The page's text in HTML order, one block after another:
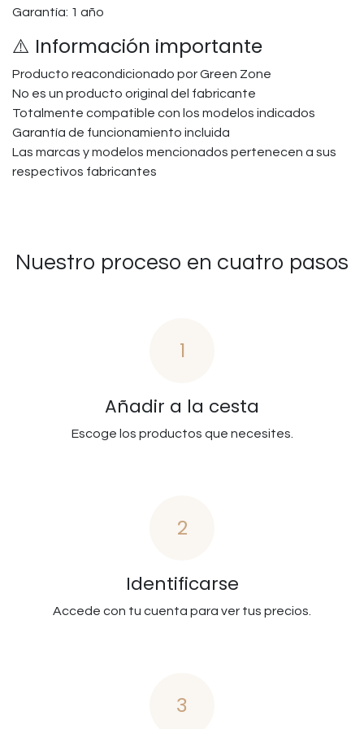
Garantía: 1 año
⚠️ Información importante
Producto reacondicionado por Green Zone
No es un producto original del fabricante
Totalmente compatible con los modelos indicados
Garantía de funcionamiento incluida
Las marcas y modelos mencionados pertenecen a sus
respectivos fabricantes
Nuestro proceso en cuatro pasos
1
Añadir a la cesta
Escoge los productos que necesites.
2
Identificarse
Accede con tu cuenta para ver tus precios.
3